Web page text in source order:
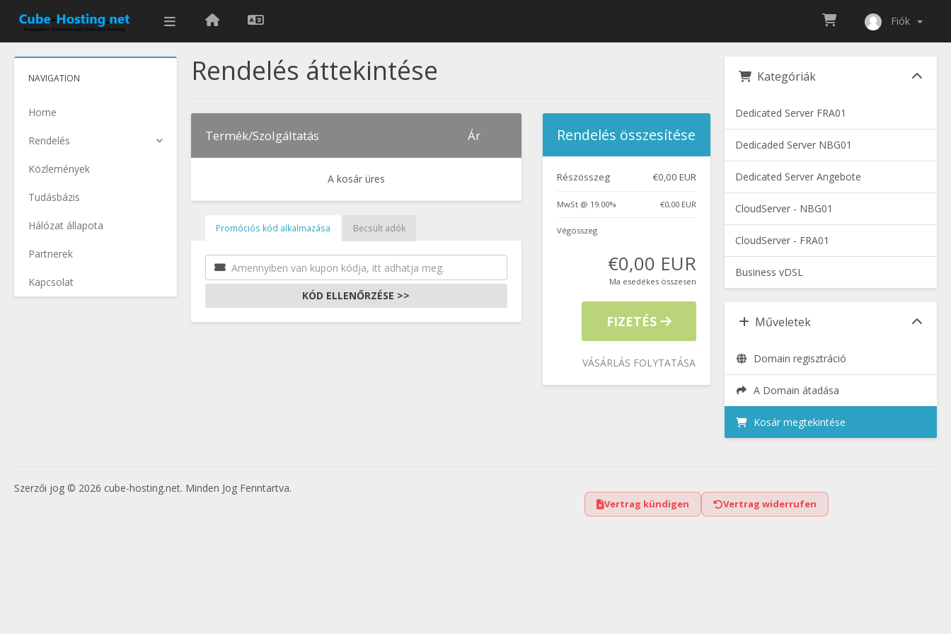
Fiók
NAVIGATION
Home
Rendelés
Közlemények
Tudásbázis
Hálózat állapota
Partnerek
Kapcsolat
Rendelés áttekintése
Termék/Szolgáltatás Ár
A kosár üres
Promóciós kód alkalmazása Becsült adók
KÓD ELLENŐRZÉSE >>
Rendelés összesítése
Részösszeg €0,00 EUR
MwSt @ 19.00% €0,00 EUR
Végösszeg
€0,00 EUR
Ma esedékes összesen
FIZETÉS
VÁSÁRLÁS FOLYTATÁSA
Kategóriák
Dedicated Server FRA01
Dedicaded Server NBG01
Dedicated Server Angebote
CloudServer - NBG01
CloudServer - FRA01
Business vDSL
Műveletek
Domain regisztráció
A Domain átadása
Kosár megtekintése
Szerzői jog © 2026 cube-hosting.net. Minden Jog Fenntartva.
Vertrag kündigen Vertrag widerrufen